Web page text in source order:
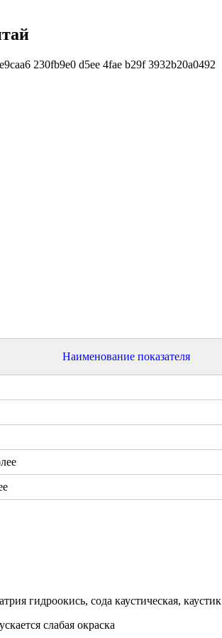
Наименование показателя
гидроокись, сода каустическая, каустик
слабая окраска